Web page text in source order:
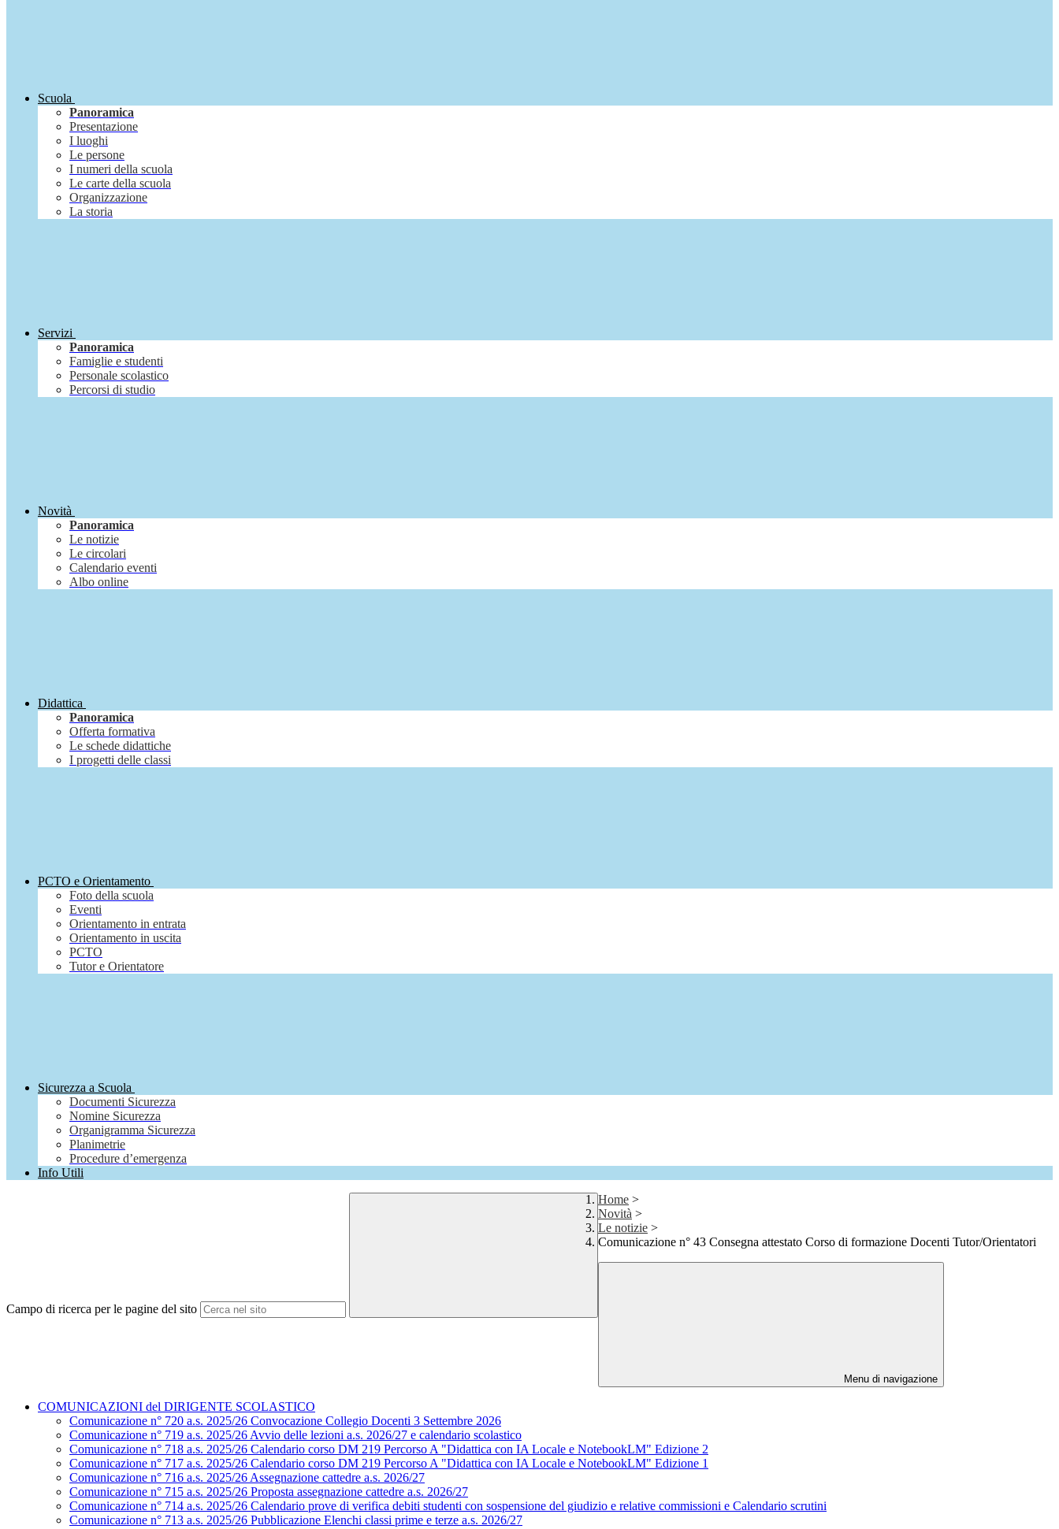
Scuola
Panoramica
Presentazione
I luoghi
Le persone
I numeri della scuola
Le carte della scuola
Organizzazione
La storia
Servizi
Panoramica
Famiglie e studenti
Personale scolastico
Percorsi di studio
Novità
Panoramica
Le notizie
Le circolari
Calendario eventi
Albo online
Didattica
Panoramica
Offerta formativa
Le schede didattiche
I progetti delle classi
PCTO e Orientamento
Foto della scuola
Eventi
Orientamento in entrata
Orientamento in uscita
PCTO
Tutor e Orientatore
Sicurezza a Scuola
Documenti Sicurezza
Nomine Sicurezza
Organigramma Sicurezza
Planimetrie
Procedure d’emergenza
Info Utili
Campo di ricerca per le pagine del sito
Home >
Novità >
Le notizie >
Comunicazione n° 43 Consegna attestato Corso di formazione Docenti Tutor/Orientatori
Menu di navigazione
COMUNICAZIONI del DIRIGENTE SCOLASTICO
Comunicazione n° 720 a.s. 2025/26 Convocazione Collegio Docenti 3 Settembre 2026
Comunicazione n° 719 a.s. 2025/26 Avvio delle lezioni a.s. 2026/27 e calendario scolastico
Comunicazione n° 718 a.s. 2025/26 Calendario corso DM 219 Percorso A "Didattica con IA Locale e NotebookLM" Edizione 2
Comunicazione n° 717 a.s. 2025/26 Calendario corso DM 219 Percorso A "Didattica con IA Locale e NotebookLM" Edizione 1
Comunicazione n° 716 a.s. 2025/26 Assegnazione cattedre a.s. 2026/27
Comunicazione n° 715 a.s. 2025/26 Proposta assegnazione cattedre a.s. 2026/27
Comunicazione n° 714 a.s. 2025/26 Calendario prove di verifica debiti studenti con sospensione del giudizio e relative commissioni e Calendario scrutini
Comunicazione n° 713 a.s. 2025/26 Pubblicazione Elenchi classi prime e terze a.s. 2026/27